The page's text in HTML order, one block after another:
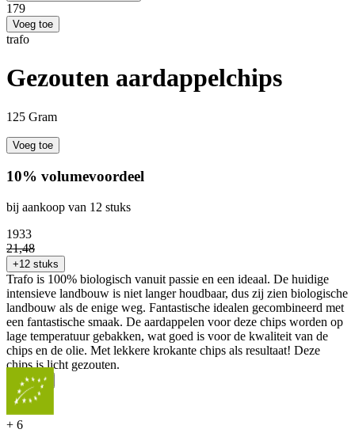
1 79
Voeg toe
trafo
Gezouten aardappelchips
125 Gram
Voeg toe
10% volumevoordeel
bij aankoop van 12 stuks
1933
21,48
+12 stuks
Trafo is 100% biologisch vanuit passie en een ideaal. De huidige
intensieve landbouw is niet langer houdbaar, dus zij zien biologische
landbouw als de enige weg. Fantastische idealen gecombineerd met
een fantastische smaak. De aardappelen voor deze chips worden op
lage temperatuur gebakken, wat goed is voor de kwaliteit van de
chips en de olie. Met lekkere krokante chips als resultaat! Deze
chips is licht gezouten.
Meer
+ 6